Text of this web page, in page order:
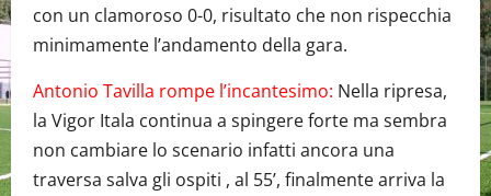
con un clamoroso 0-0, risultato che non rispecchia
minimamente l’andamento della gara.
Antonio Tavilla rompe l’incantesimo: Nella ripresa,
la Vigor Itala continua a spingere forte ma sembra
non cambiare lo scenario infatti ancora una
traversa salva gli ospiti , al 55’, finalmente arriva la